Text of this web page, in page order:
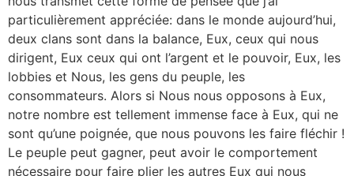
particulièrement appréciée: dans le monde aujourd’hui,
deux clans sont dans la balance, Eux, ceux qui nous
dirigent, Eux ceux qui ont l’argent et le pouvoir, Eux, les
lobbies et Nous, les gens du peuple, les
consommateurs. Alors si Nous nous opposons à Eux,
notre nombre est tellement immense face à Eux, qui ne
sont qu’une poignée, que nous pouvons les faire fléchir !
Le peuple peut gagner, peut avoir le comportement
nécessaire pour faire plier les autres Eux qui nous